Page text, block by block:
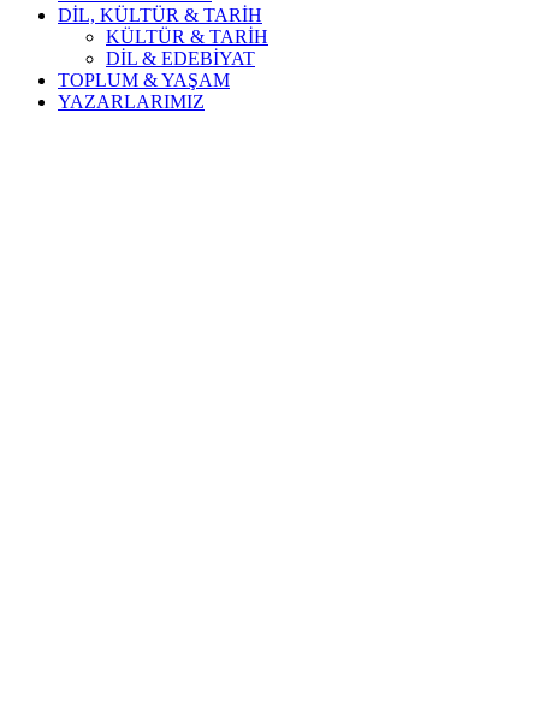
DİL, KÜLTÜR & TARİH
KÜLTÜR & TARİH
DİL & EDEBİYAT
TOPLUM & YAŞAM
YAZARLARIMIZ